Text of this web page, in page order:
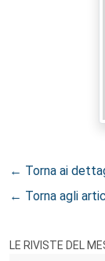
← Torna ai
← Torna agli
LE RIVISTE DEL